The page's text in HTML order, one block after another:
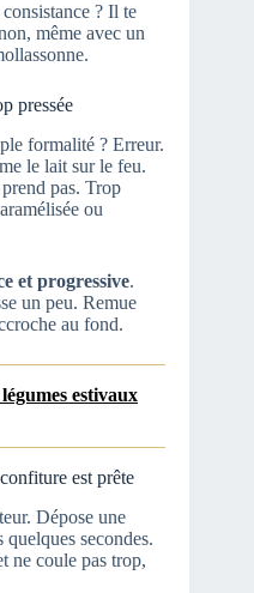
? Il te
même avec un
pressée
formalité ? Erreur.
le lait sur le feu.
pas. Trop
ou
et progressive.
un peu. Remue
au fond.
estivaux
est prête
Dépose une
secondes.
ne coule pas trop,